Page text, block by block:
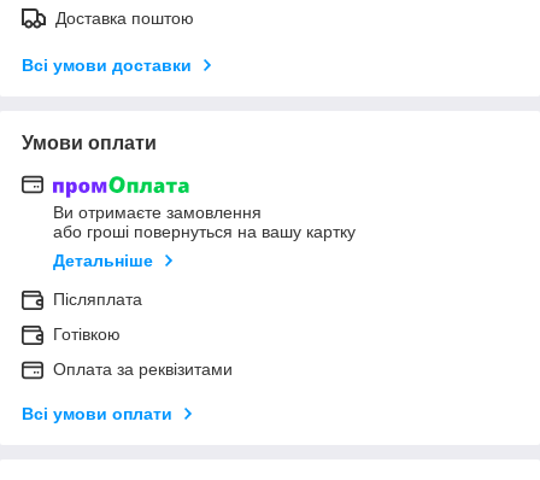
Доставка поштою
Всі умови доставки
Умови оплати
Ви отримаєте замовлення
або гроші повернуться на вашу картку
Детальніше
Післяплата
Готівкою
Оплата за реквізитами
Всі умови оплати